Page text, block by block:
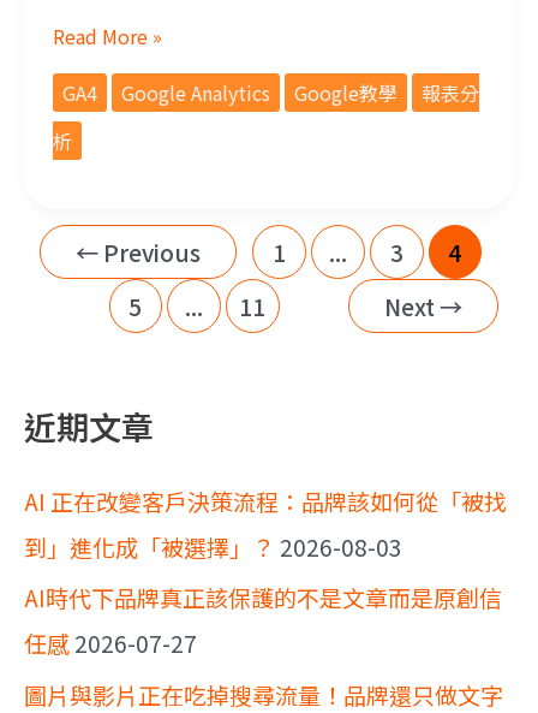
Read More »
GA4
Google Analytics Google教學
報表分
析
←Previous 1 ... 3
4
5
... 11 Next→
近期文章
AI 正在改變客戶決策流程：品牌該如何從「被找
到」進化成「被選擇」？ 2026-08-03
AI時代下品牌真正該保護的不是文章而是原創信
任感2026-07-27
圖片與影片正在吃掉搜尋流量！品牌還只做文字